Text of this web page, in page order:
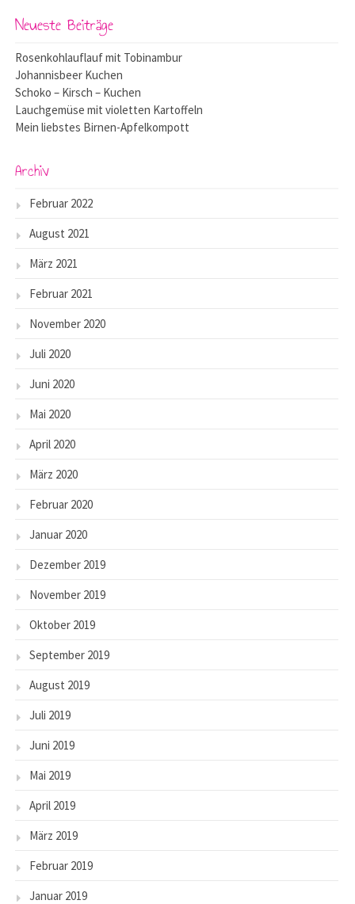
Neueste Beiträge
Rosenkohlauflauf mit Tobinambur
Johannisbeer Kuchen
Schoko – Kirsch – Kuchen
Lauchgemüse mit violetten Kartoffeln
Mein liebstes Birnen-Apfelkompott
Archiv
Februar 2022
August 2021
März 2021
Februar 2021
November 2020
Juli 2020
Juni 2020
Mai 2020
April 2020
März 2020
Februar 2020
Januar 2020
Dezember 2019
November 2019
Oktober 2019
September 2019
August 2019
Juli 2019
Juni 2019
Mai 2019
April 2019
März 2019
Februar 2019
Januar 2019